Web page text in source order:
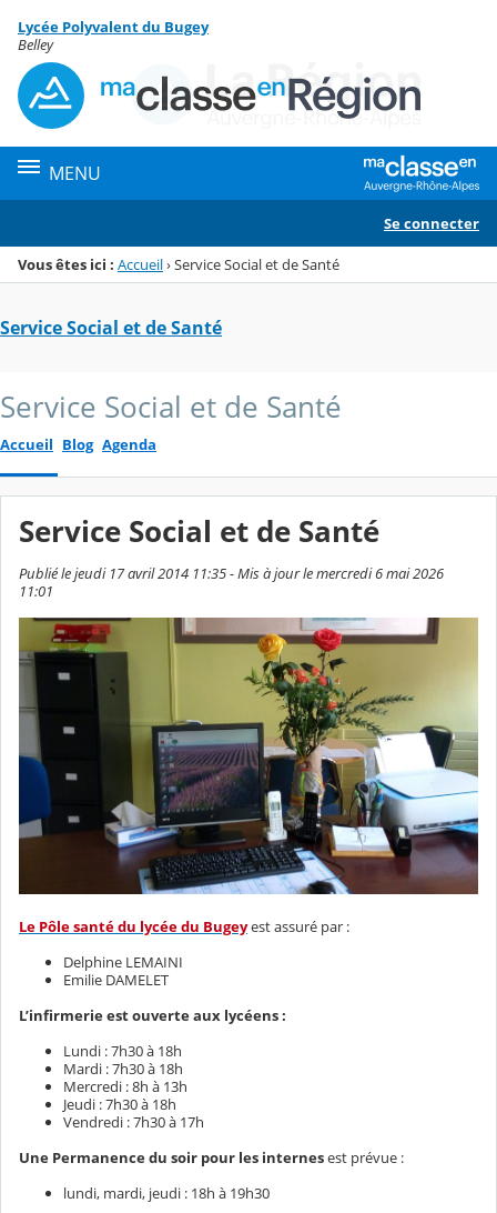
Menu de la rubrique
Contenu
Lycée Polyvalent du Bugey
Belley
MENU
Se connecter
Vous êtes ici : Accueil›Service Social et de Santé
Service Social et de Santé
Service Social et de Santé
Accueil Blog Agenda
Service Social et de Santé
Publié le jeudi 17 avril 2014 11:35 - Mis à jour le mercredi 6 mai 2026
11:01
Le Pôle santé du lycée du Bugeyest assuré par :
Delphine LEMAINI
Emilie DAMELET
L’infirmerie est ouverte aux lycéens :
Lundi : 7h30 à 18h
Mardi : 7h30 à 18h
Mercredi : 8h à 13h
Jeudi : 7h30 à 18h
Vendredi : 7h30 à 17h
Une Permanence du soir pour les internesest prévue :
lundi, mardi, jeudi : 18h à 19h30